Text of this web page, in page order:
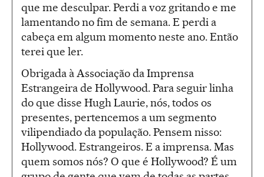
que me desculpar. Perdi a voz gritando e me
lamentando no fim de semana. E perdi a
cabeça em algum momento neste ano. Então
terei que ler.
Obrigada à Associação da Imprensa
Estrangeira de Hollywood. Para seguir linha
do que disse Hugh Laurie, nós, todos os
presentes, pertencemos a um segmento
vilipendiado da população. Pensem nisso:
Hollywood. Estrangeiros. E a imprensa. Mas
quem somos nós? O que é Hollywood? É um